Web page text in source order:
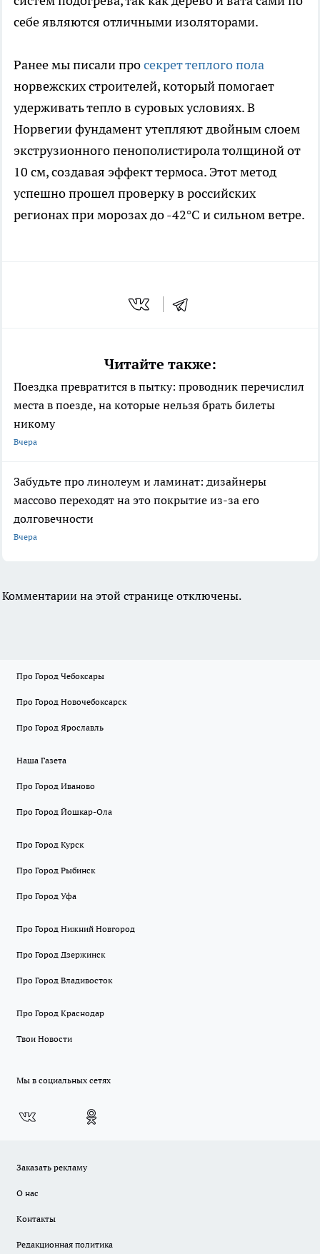
себе являются отличными изоляторами.
Ранее мы писали просекрет теплого пола
норвежских строителей, который помогает
удерживать тепло в суровых условиях. В
Норвегии фундамент утепляют двойным слоем
экструзионного пенополистирола толщиной от
10 см, создавая эффект термоса. Этот метод
успешно прошел проверку в российских
регионах при морозах до -42°C и сильном ветре.
Читайте также:
Поездка превратится в пытку: проводник перечислил
места в поезде, на которые нельзя брать билеты
никому
Вчера
Забудьте про линолеум и ламинат: дизайнеры
массово переходят на это покрытие из-за его
долговечности
Вчера
Комментарии на этой странице отключены.
Про Город Чебоксары
Про Город Новочебоксарск
Про Город Ярославль
Наша Газета
Про Город Иваново
Про Город Йошкар-Ола
Про Город Курск
Про Город Рыбинск
Про Город Уфа
Про Город Нижний Новгород
Про Город Дзержинск
Про Город Владивосток
Про Город Краснодар
Твои Новости
Мы в социальных сетях
Заказать рекламу
О нас
Контакты
Редакционная политика